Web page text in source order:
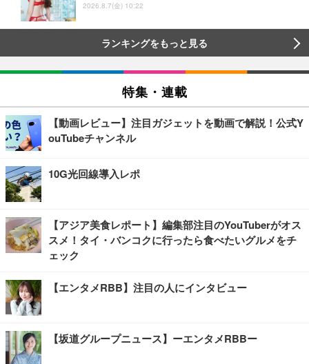
2026.8.7(金) 10:22
ランキングをもっと見る
特集・連載
【動画レビュー】注目ガジェットを動画で解説！公式Y
ouTubeチャンネル
10G光回線導入レポ
【アジア美食レポート】編集部注目のYouTuberがオス
スメ！タイ・バンコクに行ったら食べたいグルメをチ
ェック
【エンタメRBB】注目の人にインタビュー
【坂道グループニュース】ーエンタメRBBー